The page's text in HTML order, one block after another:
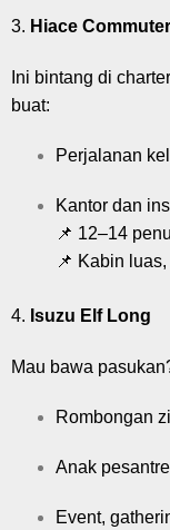
3. Hiace Commuter
Ini bintang di
buat:
Perjalanan
Kantor dan
📌 12–14
📌 Kabin
4. Isuzu Elf Long
Mau bawa
Rombongan
Anak
Event,